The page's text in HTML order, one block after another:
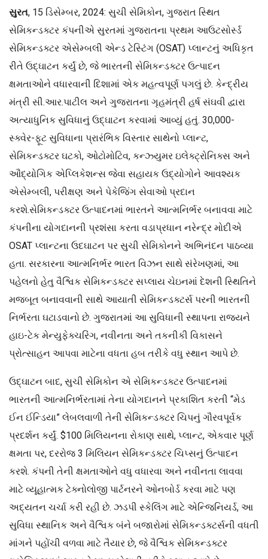
સુરત, 15 ડિસેમ્બર, 2024: સુચી સેમિકોન, ગુજરાત સ્થિત
સેમિકન્ડક્ટર કંપનીએ સુરતમાં ગુજરાતના પ્રથમ આઉટસોર્સ્ડ
સેમિકન્ડક્ટર એસેમ્બલી એન્ડ ટેસ્ટિંગ (OSAT) પ્લાન્ટનું અધિકૃત
રીતે ઉદ્ઘાટન કર્યું છે, જે ભારતની સેમિકન્ડક્ટર ઉત્પાદન
ક્ષમતાઓને વધારવાની દિશામાં એક મહત્વપૂર્ણ પગલું છે. કેન્દ્રીય
મંત્રી સી.આર.પાટીલ અને ગુજરાતના ગૃહમંત્રી હર્ષ સંઘવી દ્વારા
અત્યાધુનિક સુવિધાનું ઉદ્ઘાટન કરવામાં આવ્યું હતું. 30,000-
સ્ક્વેર-ફૂટ સુવિધાના પ્રારંભિક વિસ્તાર સાથેનો પ્લાન્ટ,
સેમિકન્ડક્ટર ઘટકો, ઓટોમોટિવ, કન્ઝ્યુમર ઇલેક્ટ્રોનિક્સ અને
ઔદ્યોગિક એપ્લિકેશન્સ જેવા સહાયક ઉદ્યોગોને આવશ્યક
એસેમ્બલી, પરીક્ષણ અને પેકેજિંગ સેવાઓ પ્રદાન
કરશે.સેમિકન્ડક્ટર ઉત્પાદનમાં ભારતને આત્મનિર્ભર બનાવવા માટે
કંપનીના યોગદાનની પ્રશંસા કરતા વડાપ્રધાન નરેન્દ્ર મોદીએ
OSAT પ્લાન્ટના ઉદઘાટન પર સુચી સેમિકોનને અભિનંદન પાઠવ્યા
હતા. સરકારના આત્મનિર્ભર ભારત વિઝન સાથે સંરેખણમાં, આ
પહેલનો હેતુ વૈશ્વિક સેમિકન્ડક્ટર સપ્લાય ચેઇનમાં દેશની સ્થિતિને
મજબૂત બનાવવાની સાથે આયાતી સેમિકન્ડક્ટર્સ પરની ભારતની
નિર્ભરતા ઘટાડવાનો છે. ગુજરાતમાં આ સુવિધાની સ્થાપના રાજ્યને
હાઇ-ટેક મેન્યુફેક્ચરિંગ, નવીનતા અને તકનીકી વિકાસને
પ્રોત્સાહન આપવા માટેના વધતા હબ તરીકે વધુ સ્થાન આપે છે.
ઉદ્ઘાટન બાદ, સુચી સેમિકોન એ સેમિકન્ડક્ટર ઉત્પાદનમાં
ભારતની આત્મનિર્ભરતામાં તેના યોગદાનને પ્રકાશિત કરતી “મેડ
ઈન ઈન્ડિયા” લેબલવાળી તેની સેમિકન્ડક્ટર ચિપનું ગૌરવપૂર્વક
પ્રદર્શન કર્યું. $100 મિલિયનના રોકાણ સાથે, પ્લાન્ટ, એકવાર પૂર્ણ
ક્ષમતા પર, દરરોજ 3 મિલિયન સેમિકન્ડક્ટર ચિપ્સનું ઉત્પાદન
કરશે. કંપની તેની ક્ષમતાઓને વધુ વધારવા અને નવીનતા લાવવા
માટે વ્યૂહાત્મક ટેક્નોલોજી પાર્ટનરને ઓનબોર્ડ કરવા માટે પણ
અદ્યતન ચર્ચા કરી રહી છે. ઝડપી સ્કેલિંગ માટે એન્જિનિયર્ડ, આ
સુવિધા સ્થાનિક અને વૈશ્વિક બંને બજારોમાં સેમિકન્ડક્ટર્સની વધતી
માંગને પહોંચી વળવા માટે તૈયાર છે, જે વૈશ્વિક સેમિકન્ડક્ટર